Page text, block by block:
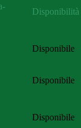
Disponibilità
Disponibile
Disponibile
Disponibile